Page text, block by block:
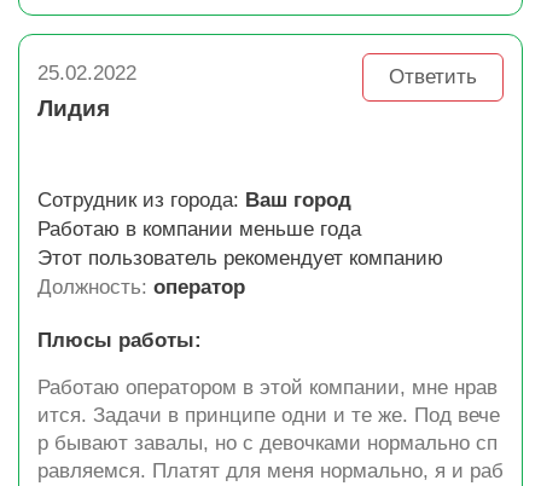
25.02.2022 Ответить
Лидия
Сотрудник из города: Ваш город
Работаю в компании меньше года
Этот пользователь рекомендует компанию
Должность: оператор
Плюсы работы:
Работаю оператором в этой компании, мне нрав
ится. Задачи в принципе одни и те же. Под вече
р бывают завалы, но с девочками нормально сп
равляемся. Платят для меня нормально, я и раб